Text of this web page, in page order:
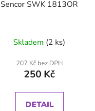
Sencor SWK 1813OR
Skladem (2 ks)
207 Kč bez DPH
250 Kč
DETAIL